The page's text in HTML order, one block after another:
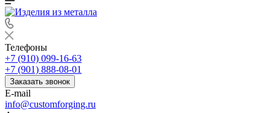
Телефоны
+7 (910) 099-16-63
+7 (901) 888-08-01
Заказать звонок
E-mail
info@customforging.ru